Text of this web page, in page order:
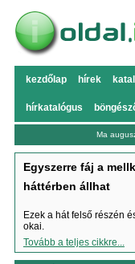
kezdőlap hírek
hírkatalógus
Ma
Egyszerre fáj a
háttérben állhat
Ezek a hát felső részén
okai.
Tovább a teljes cikkre...